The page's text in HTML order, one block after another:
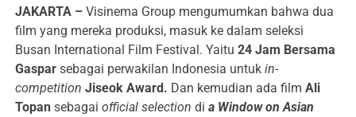
JAKARTA – Visinema Group mengumumkan bahwa dua
film yang mereka produksi, masuk ke dalam seleksi
Busan International Film Festival. Yaitu 24 Jam Bersama
Gaspar sebagai perwakilan Indonesia untuk in-
competition Jiseok Award. Dan kemudian ada film Ali
Topan sebagai official selection di a Window on Asian